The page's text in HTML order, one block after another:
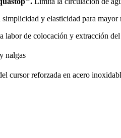
y elasticidad para
labor de colocación y extracción
nalgas
cursor reforzada en acero